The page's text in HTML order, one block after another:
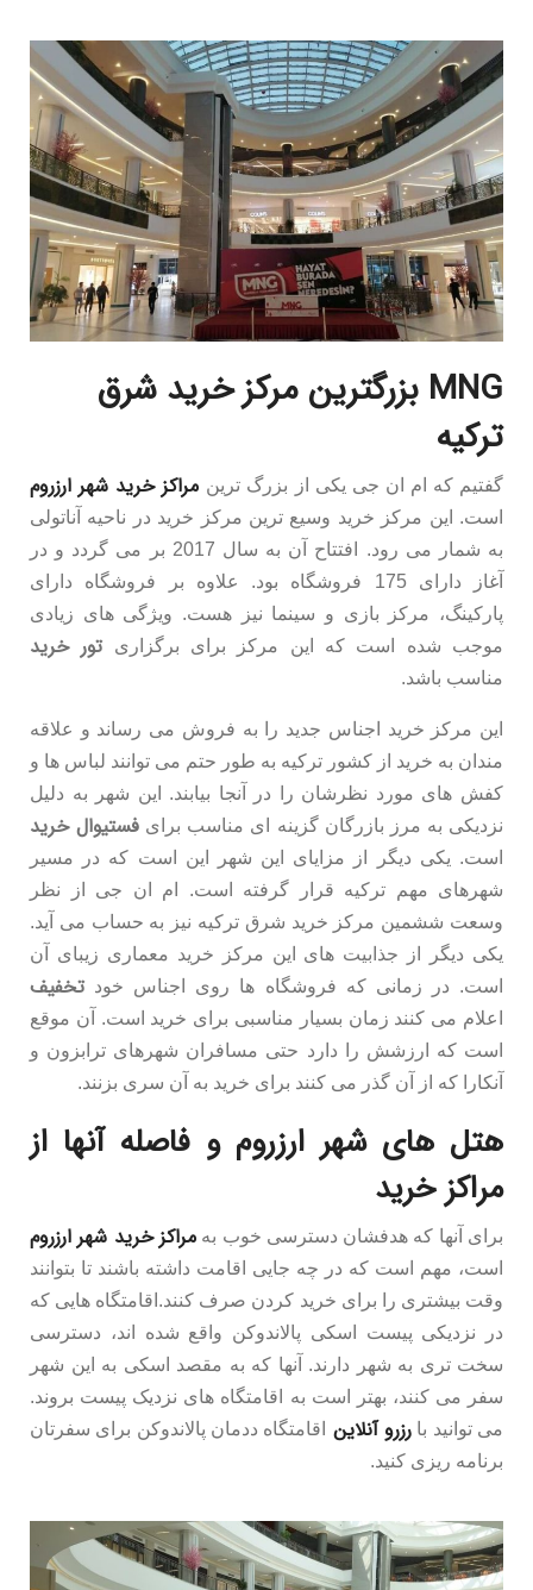
MNG بزرگترین مرکز خرید شرق
ترکیه
گفتیم که ام ان جی یکی از بزرگ ترین مراکز خرید شهر ارزروم
است. این مرکز خرید وسیع ترین مرکز خرید در ناحیه آناتولی
به شمار می رود. افتتاح آن به سال 2017 بر می گردد و در
آغاز دارای 175 فروشگاه بود. علاوه بر فروشگاه دارای
پارکینگ، مرکز بازی و سینما نیز هست. ویژگی های زیادی
موجب شده است که این مرکز برای برگزاری تور خرید
مناسب باشد.
این مرکز خرید اجناس جدید را به فروش می رساند و علاقه
مندان به خرید از کشور ترکیه به طور حتم می توانند لباس ها و
کفش های مورد نظرشان را در آنجا بیابند. این شهر به دلیل
نزدیکی به مرز بازرگان گزینه ای مناسب برای فستیوال خرید
است. یکی دیگر از مزایای این شهر این است که در مسیر
شهرهای مهم ترکیه قرار گرفته است. ام ان جی از نظر
وسعت ششمین مرکز خرید شرق ترکیه نیز به حساب می آید.
یکی دیگر از جذابیت های این مرکز خرید معماری زیبای آن
است. در زمانی که فروشگاه ها روی اجناس خود تخفیف
اعلام می کنند زمان بسیار مناسبی برای خرید است. آن موقع
است که ارزشش را دارد حتی مسافران شهرهای ترابزون و
آنکارا که از آن گذر می کنند برای خرید به آن سری بزنند.
هتل های شهر ارزروم و فاصله آنها از
مراکز خرید
برای آنها که هدفشان دسترسی خوب بهمراکز خرید شهر ارزروم
است، مهم است که در چه جایی اقامت داشته باشند تا بتوانند
وقت بیشتری را برای خرید کردن صرف کنند. اقامتگاه هایی که
در نزدیکی پیست اسکی پالاندوکن واقع شده اند، دسترسی
سخت تری به شهر دارند. آنها که به مقصد اسکی به این شهر
سفر می کنند، بهتر است به اقامتگاه های نزدیک پیست بروند.
می توانید با رزرو آنلاین
اقامتگاه ددمان پالاندوکن برای سفرتان
برنامه ریزی کنید.